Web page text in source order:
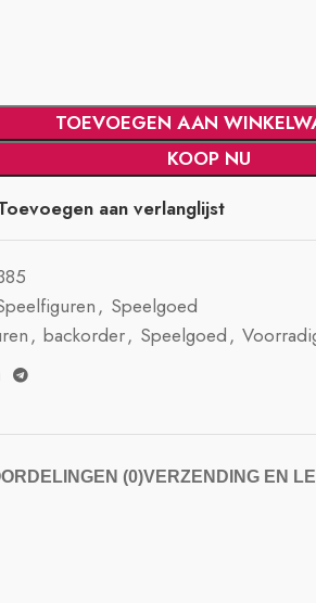
TOEVOEGEN AAN
KOOP NU
aan verlanglijst
, Speelgoed
, backorder, Speelgoed,
(0)VERZENDING EN